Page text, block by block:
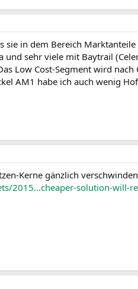
sie in dem Bereich
und sehr viele mit Baytrail
Low Cost-Segment wird
AM1 habe ich auch wenig
Kerne gänzlich
2015...cheaper-solution-will-